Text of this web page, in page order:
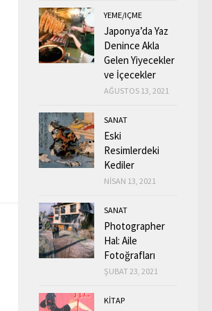
YEME/IÇME
Japonya’da Yaz
Denince Akla
Gelen Yiyecekler
ve İçecekler
AĞUSTOS 13, 2021
SANAT
Eski
Resimlerdeki
Kediler
NISAN 13, 2021
SANAT
Photographer
Hal: Aile
Fotoğrafları
ŞUBAT 23, 2021
KİTAP